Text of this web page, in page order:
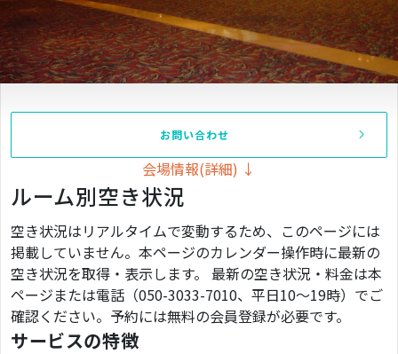
お問い合わせ
会場情報(詳細) ↓
ルーム別空き状況
空き状況はリアルタイムで変動するため、このページには
掲載していません。本ページのカレンダー操作時に最新の
空き状況を取得・表示します。 最新の空き状況・料金は本
ページまたは電話（050-3033-7010、平日10〜19時）でご
確認ください。予約には無料の会員登録が必要です。
サービスの特徴